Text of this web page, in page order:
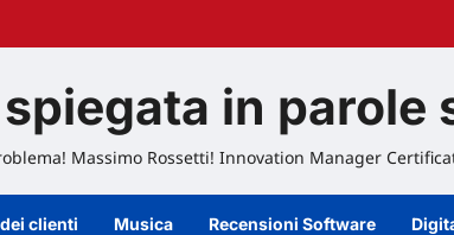
in parole
Massimo Rossetti! Innovation Manager
clienti Musica Recensioni Software